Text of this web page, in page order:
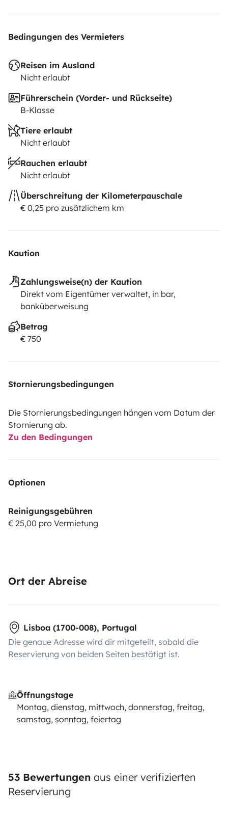
Bedingungen des Vermieters
Reisen im Ausland
Nicht erlaubt
Führerschein (Vorder- und Rückseite)
B-Klasse
Tiere erlaubt
Nicht erlaubt
Rauchen erlaubt
Nicht erlaubt
Überschreitung der Kilometerpauschale
€ 0,25 pro zusätzlichem km
Kaution
Zahlungsweise(n) der Kaution
Direkt vom Eigentümer verwaltet, in bar,
banküberweisung
Betrag
€ 750
Stornierungsbedingungen
Die Stornierungsbedingungen hängen vom Datum der
Stornierung ab.
Zu den Bedingungen
Optionen
Reinigungsgebühren
€ 25,00 pro Vermietung
Ort der Abreise
Lisboa (1700-008), Portugal
Die genaue Adresse wird dir mitgeteilt, sobald die
Reservierung von beiden Seiten bestätigt ist.
Öffnungstage
Montag, dienstag, mittwoch, donnerstag, freitag,
samstag, sonntag, feiertag
53 Bewertungen aus einer verifizierten
Reservierung